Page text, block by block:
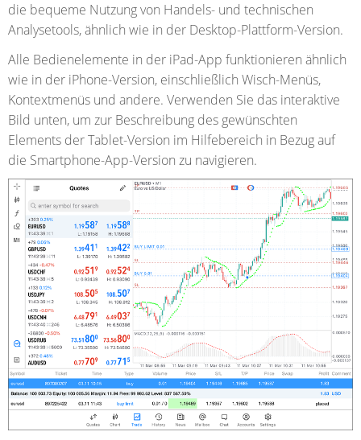
die bequeme Nutzung von Handels- und technischen
Analysetools, ähnlich wie in der Desktop-Plattform-Version.
Alle Bedienelemente in der iPad-App funktionieren ähnlich
wie in der iPhone-Version, einschließlich Wisch-Menüs,
Kontextmenüs und andere. Verwenden Sie das interaktive
Bild unten, um zur Beschreibung des gewünschten
Elements der Tablet-Version im Hilfebereich in Bezug auf
die Smartphone-App-Version zu navigieren.